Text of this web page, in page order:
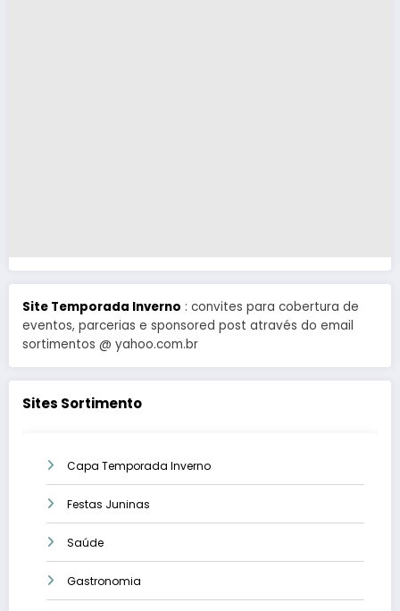
Site Temporada Inverno : convites para cobertura de
eventos, parcerias e sponsored post através do email
sortimentos @ yahoo.com.br
Sites Sortimento
Capa Temporada Inverno
Festas Juninas
Saúde
Gastronomia